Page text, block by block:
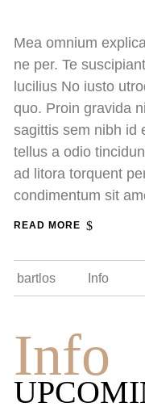
Mea omnium
ne per. Te
lucilius No iusto
quo. Proin gravida
sagittis sem nibh id
tellus a odio
ad litora torquent
condimentum sit
READ MORE
bartlos Info
Info